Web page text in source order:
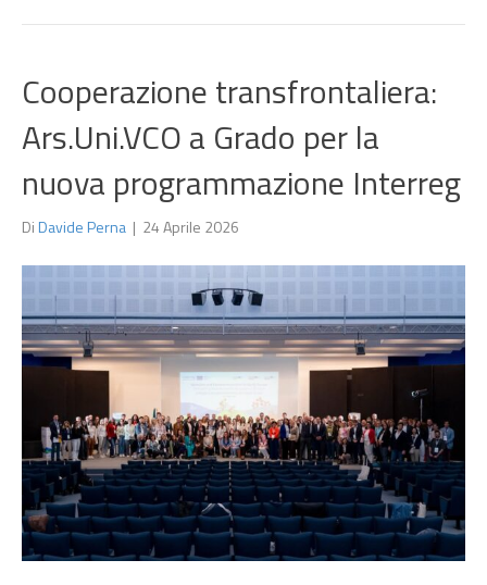
Cooperazione transfrontaliera:
Ars.Uni.VCO a Grado per la
nuova programmazione Interreg
DiDavide Perna | 24 Aprile 2026